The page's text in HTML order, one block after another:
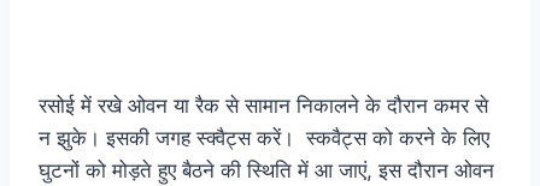
रसोई में रखे ओवन या रैक से सामान निकालने के दौरान कमर से
न झुके। इसकी जगह स्क्वैट्स करें। स्कवैट्स को करने के लिए
घुटनों को मोड़ते हुए बैठने की स्थिति में आ जाएं, इस दौरान ओवन